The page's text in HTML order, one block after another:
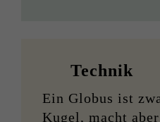
Technik
Ein Globus ist
Kugel, macht